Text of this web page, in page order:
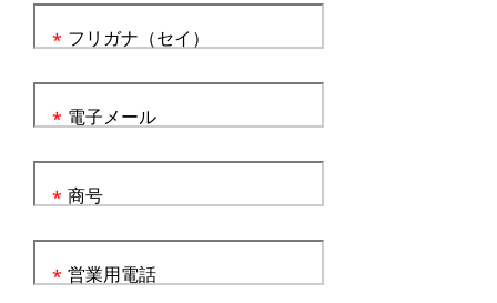
フリガナ（セイ）
*
電子メール
*
商号
*
営業用電話
*